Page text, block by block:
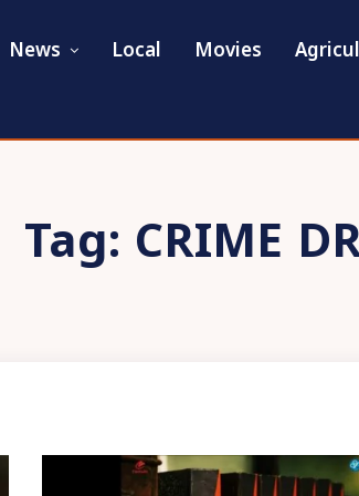
News Local Movies
Tag: CRIME